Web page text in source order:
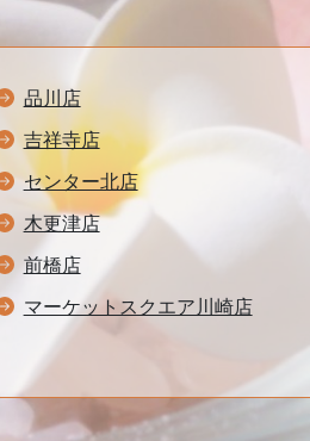
品川店
吉祥寺店
センター北店
木更津店
前橋店
マーケットスクエア川崎店